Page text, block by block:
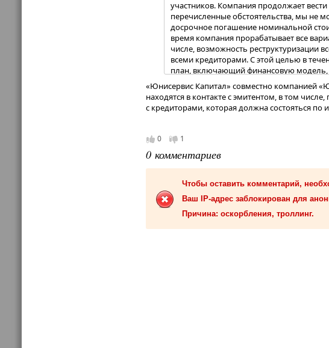
участников. Компания продолжает
перечисленные обстоятельства, мы не
досрочное погашение номинальной
время компания прорабатывает все
числе, возможность реструктуризации
всеми кредиторами. С этой целью в
план, включающий финансовую модель,
перечисленных факторов, купонные
«Юнисервис Капитал» совместно компанией
находятся в контакте с эмитентом, в том
с кредиторами, которая должна состояться по
0 1
0 комментариев
Чтобы оставить комментарий,
Ваш IP-адрес заблокирован для
Причина: оскорбления, троллинг.